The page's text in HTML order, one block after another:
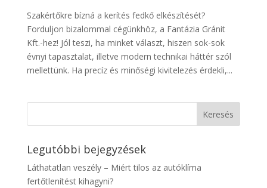
Szakértőkre bízná a kerítés fedkő elkészítését?
Forduljon bizalommal cégünkhöz, a Fantázia Gránit
Kft.-hez! Jól teszi, ha minket választ, hiszen sok-sok
évnyi tapasztalat, illetve modern technikai háttér szól
mellettünk. Ha precíz és minőségi kivitelezés érdekli,...
Legutóbbi bejegyzések
Láthatatlan veszély – Miért tilos az autóklíma
fertőtlenítést kihagyni?